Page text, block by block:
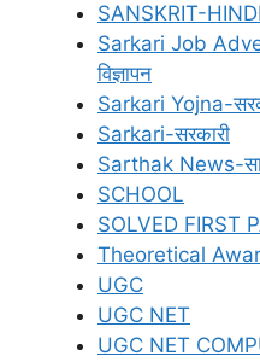
SANSKRIT-HINDI
Sarkari Job
विज्ञापन
Sarkari Yojna-
Sarkari-सरकारी
Sarthak News-
SCHOOL
SOLVED FIRST
Theoretical
UGC
UGC NET
UGC NET